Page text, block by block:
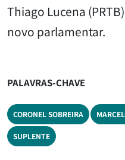
Thiago Lucena
novo parlamentar.
PALAVRAS-CHAVE
CORONEL SOBREIRA
SUPLENTE